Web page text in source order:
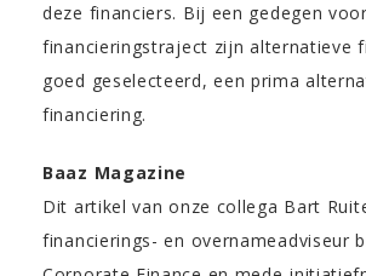
deze financiers. Bij een gedegen
financieringstraject zijn alternatieve
goed geselecteerd, een prima
financiering.
Baaz Magazine
Dit artikel van onze collega Bart
financierings- en overnameadviseur